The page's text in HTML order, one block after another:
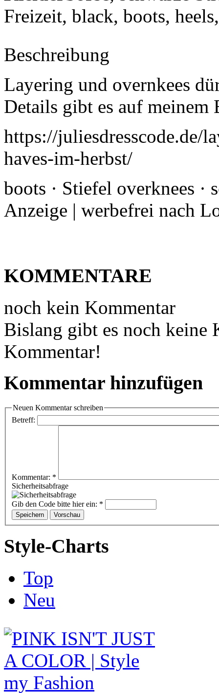
Freizeit, black, boots,
Beschreibung
Layering und overnkees
Details gibt es auf meinem
https://juliesdresscode.de/
haves-im-herbst/
boots · Stiefel overknees ·
Anzeige | werbefrei nach
KOMMENTARE
noch kein Kommentar
Bislang gibt es noch keine
Kommentar!
Kommentar hinzufügen
Neuen Kommentar schreiben
Betreff:
Kommentar: *
Sicherheitsabfrage
Gib den Code bitte hier ein: *
Style-Charts
Top
Neu